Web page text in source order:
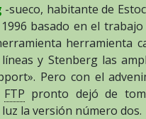
-sueco, habitante de
basado en el
herramienta
y Stenberg las
Pero con el
FTP pronto dejó de
la versión número dos.